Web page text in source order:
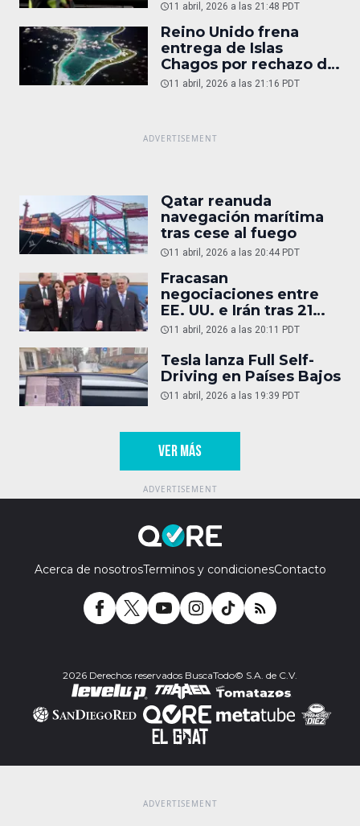
11 abril, 2026 a las 21:48 PDT
Reino Unido frena
entrega de Islas
Chagos por rechazo de
Trump
11 abril, 2026 a las 21:16 PDT
Qatar reanuda
navegación marítima
tras cese al fuego
11 abril, 2026 a las 20:44 PDT
Fracasan
negociaciones entre
EE. UU. e Irán tras 21
horas
11 abril, 2026 a las 20:11 PDT
Tesla lanza Full Self-
Driving en Países Bajos
11 abril, 2026 a las 19:39 PDT
VER MÁS
Acerca de nosotrosTerminos y condicionesContacto
2026 Derechos reservados BuscaTodo© S.A. de C.V.